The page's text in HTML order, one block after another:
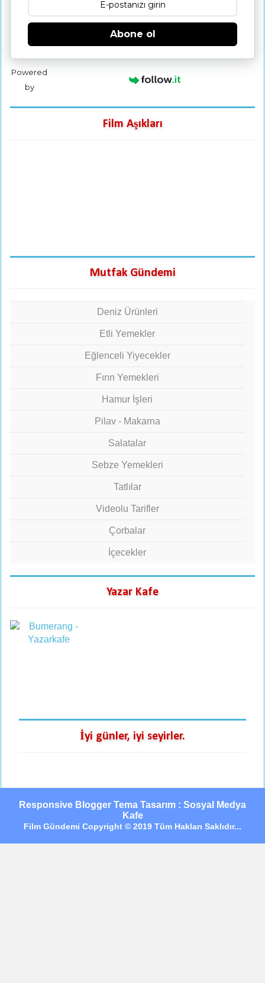
Abone ol
Powered
by
Film Aşıkları
Mutfak Gündemi
Deniz Ürünleri
Etli Yemekler
Eğlenceli Yiyecekler
Fırın Yemekleri
Hamur İşleri
Pilav - Makarna
Salatalar
Sebze Yemekleri
Tatlılar
Videolu Tarifler
Çorbalar
İçecekler
Yazar Kafe
İyi günler, iyi seyirler.
Responsive Blogger Tema Tasarım : Sosyal Medya
Kafe
Film Gündemi Copyright © 2019 Tüm Hakları Saklıdır...